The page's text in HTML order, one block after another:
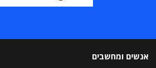
אנשים ומחשבים